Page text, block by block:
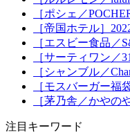
［ポシェ／
［帝国ホテル］
［エスビー食品
［サーティワン／
［シャンブル／
［モスバーガー福
［茅乃舎／かやの
注目キーワード